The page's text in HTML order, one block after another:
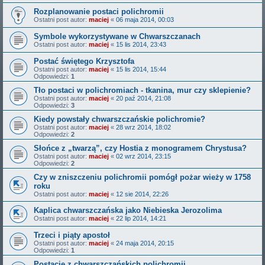
Rozplanowanie postaci polichromii
Ostatni post autor: maciej « 06 maja 2014, 00:03
Symbole wykorzystywane w Chwarszczanach
Ostatni post autor: maciej « 15 lis 2014, 23:43
Postać świętego Krzysztofa
Ostatni post autor: maciej « 15 lis 2014, 15:44
Odpowiedzi: 1
Tło postaci w polichromiach - tkanina, mur czy sklepienie?
Ostatni post autor: maciej « 20 paź 2014, 21:08
Odpowiedzi: 3
Kiedy powstały chwarszczańskie polichromie?
Ostatni post autor: maciej « 28 wrz 2014, 18:02
Odpowiedzi: 2
Słońce z „twarzą”, czy Hostia z monogramem Chrystusa?
Ostatni post autor: maciej « 02 wrz 2014, 23:15
Odpowiedzi: 2
Czy w zniszczeniu polichromii pomógł pożar wieży w 1758
roku
Ostatni post autor: maciej « 12 sie 2014, 22:26
Kaplica chwarszczańska jako Niebieska Jerozolima
Ostatni post autor: maciej « 22 lip 2014, 14:21
Trzeci i piąty apostoł
Ostatni post autor: maciej « 24 maja 2014, 20:15
Odpowiedzi: 1